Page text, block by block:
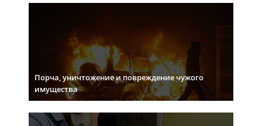
Порча, уничтожение и повреждение чужого
имущества